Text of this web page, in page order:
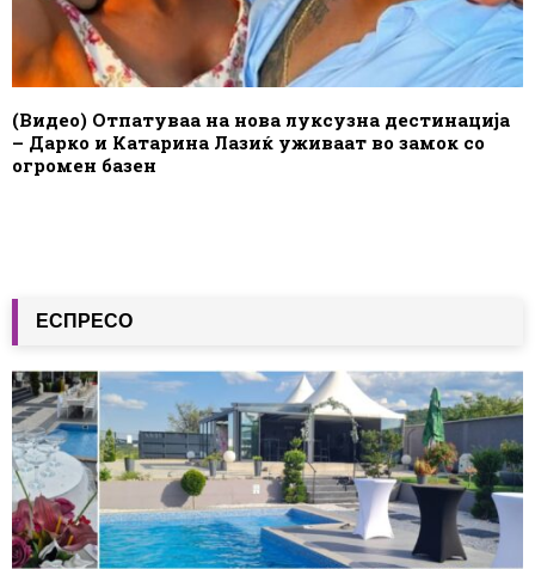
(Видео) Отпатуваа на нова луксузна дестинација
– Дарко и Катарина Лазиќ уживаат во замок со
огромен базен
ЕСПРЕСО